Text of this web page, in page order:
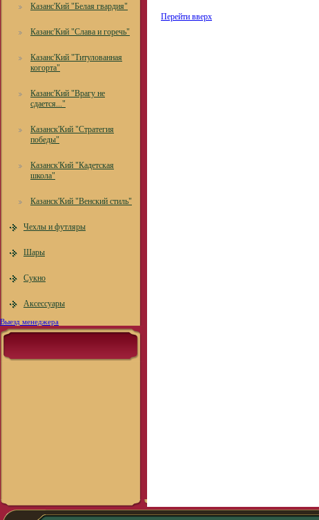
Казанс'Кий "Белая гвардия"
Казанс'Кий "Слава и горечь"
Казанс'Кий "Титулованная
когорта"
Казанс'Кий "Врагу не
сдается..."
Казанск'Кий "Стратегия
победы"
Казанск'Кий "Кадетская
школа"
Казанск'Кий "Венский стиль"
Чехлы и футляры
Шары
Сукно
Аксессуары
Выезд менеджера
Перейти вверх